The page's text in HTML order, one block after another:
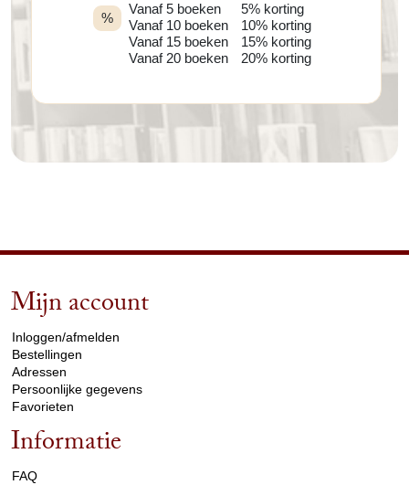
%
Vanaf 5 boeken
Vanaf 10 boeken
Vanaf 15 boeken
Vanaf 20 boeken
5% korting
10% korting
15% korting
20% korting
Mijn account
Inloggen/afmelden
Bestellingen
Adressen
Persoonlijke gegevens
Favorieten
Informatie
FAQ